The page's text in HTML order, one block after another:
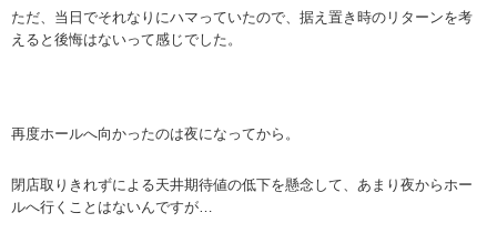
ただ、当日でそれなりにハマっていたので、据え置き時のリターンを考
えると後悔はないって感じでした。
再度ホールへ向かったのは夜になってから。
閉店取りきれずによる天井期待値の低下を懸念して、あまり夜からホー
ルへ行くことはないんですが…